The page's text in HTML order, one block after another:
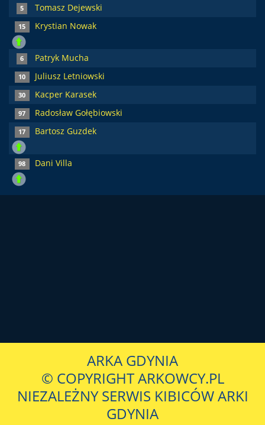
5 Tomasz Dejewski
15 Krystian Nowak
6 Patryk Mucha
10 Juliusz Letniowski
30 Kacper Karasek
97 Radosław Gołębiowski
17 Bartosz Guzdek
98 Dani Villa
ARKA GDYNIA
© COPYRIGHT ARKOWCY.PL
NIEZALEŻNY SERWIS KIBICÓW ARKI
GDYNIA